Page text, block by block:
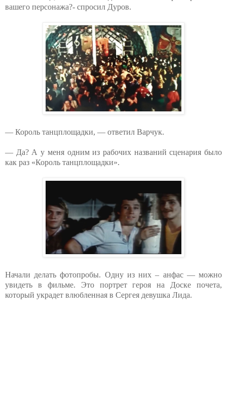
вашего персонажа?- спросил Дуров.
— Король танцплощадки, — ответил Варчук.
— Да? А у меня одним из рабочих названий сценария было
как раз «Король танцплощадки».
Начали делать фотопробы. Одну из них – анфас — можно
увидеть в фильме. Это портрет героя на Доске почета,
который украдет влюбленная в Сергея девушка Лида.